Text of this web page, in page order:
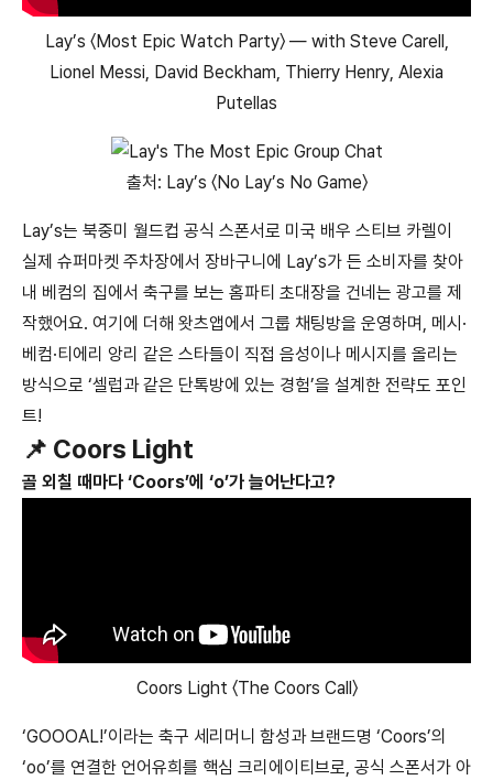
Lay’s 〈Most Epic Watch Party〉 — with Steve Carell,
Lionel Messi, David Beckham, Thierry Henry, Alexia
Putellas
출처: Lay’s 〈No Lay’s No Game〉
Lay’s는 북중미 월드컵 공식 스폰서로 미국 배우 스티브 카렐이
실제 슈퍼마켓 주차장에서 장바구니에 Lay’s가 든 소비자를 찾아
내 베컴의 집에서 축구를 보는 홈파티 초대장을 건네는 광고를 제
작했어요. 여기에 더해 왓츠앱에서 그룹 채팅방을 운영하며, 메시·
베컴·티에리 앙리 같은 스타들이 직접 음성이나 메시지를 올리는
방식으로 ‘셀럽과 같은 단톡방에 있는 경험’을 설계한 전략도 포인
트!
📌 Coors Light
골 외칠 때마다 ‘Coors’에 ‘o’가 늘어난다고?
Coors Light 〈The Coors Call〉
‘GOOOAL!’이라는 축구 세리머니 함성과 브랜드명 ‘Coors’의
‘oo’를 연결한 언어유희를 핵심 크리에이티브로, 공식 스폰서가 아